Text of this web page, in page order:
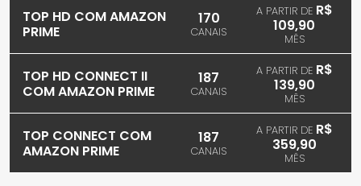
TOP HD COM AMAZON
PRIME
170
CANAIS
A PARTIR DE R$
109,90
MÊS
TOP HD CONNECT II
COM AMAZON PRIME
187
CANAIS
A PARTIR DE R$
139,90
MÊS
TOP CONNECT COM
AMAZON PRIME
187
CANAIS
A PARTIR DE R$
359,90
MÊS